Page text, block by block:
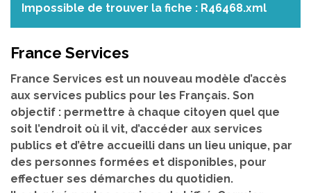
Impossible de trouver la fiche : R46468.xml
France Services
France Services est un nouveau modèle d’accès
aux services publics pour les Français. Son
objectif : permettre à chaque citoyen quel que
soit l’endroit où il vit, d’accéder aux services
publics et d’être accueilli dans un lieu unique, par
des personnes formées et disponibles, pour
effectuer ses démarches du quotidien.